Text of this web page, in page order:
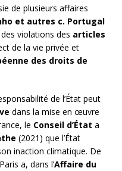
de plusieurs affaires
et autres c. Portugal
violations des articles
de la vie privée et
des droits de
de l’État peut
dans la mise en œuvre
le Conseil d’État a
(2021) que l’État
inaction climatique. De
a, dans l’Affaire du